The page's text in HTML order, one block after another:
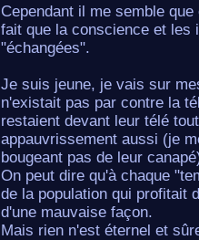
Cependant il me semble
fait que la conscience et les
"échangées".
Je suis jeune, je vais sur
n'existait pas par contre la
restaient devant leur télé
appauvrissement aussi (je
bougeant pas de leur
On peut dire qu'à chaque
de la population qui profitait
d'une mauvaise façon.
Mais rien n'est éternel et